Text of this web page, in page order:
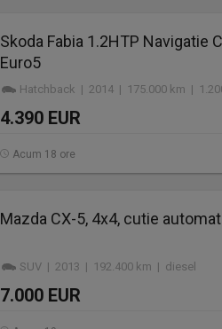
Skoda Fabia 1.2HTP Navigatie
Euro5
Hatchback | 2014 | 175.000 km |
4.390 EUR
Acum 18 ore
Mazda CX-5, 4x4, cutie
SUV | 2013 | 192.400 km | diesel
7.000 EUR